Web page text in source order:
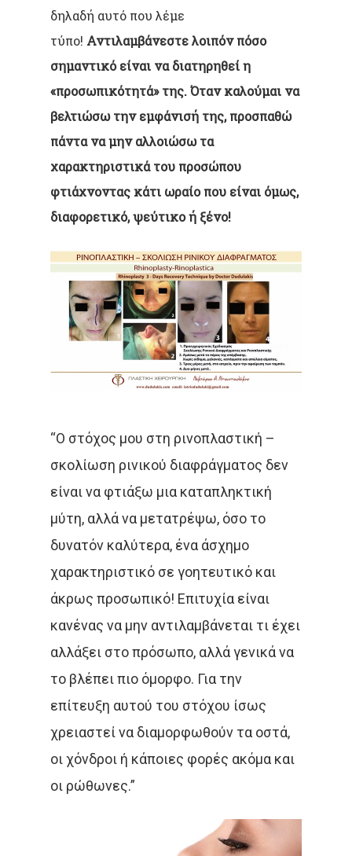
δηλαδή αυτό που λέμε
τύπο! Αντιλαμβάνεστε λοιπόν πόσο
σημαντικό είναι να διατηρηθεί η
«προσωπικότητά» της. Όταν καλούμαι να
βελτιώσω την εμφάνισή της, προσπαθώ
πάντα να μην αλλοιώσω τα
χαρακτηριστικά του προσώπου
φτιάχνοντας κάτι ωραίο που είναι όμως,
διαφορετικό, ψεύτικο ή ξένο!
“Ο στόχος μου στη ρινοπλαστική –
σκολίωση ρινικού διαφράγματος δεν
είναι να φτιάξω μια καταπληκτική
μύτη, αλλά να μετατρέψω, όσο το
δυνατόν καλύτερα, ένα άσχημο
χαρακτηριστικό σε γοητευτικό και
άκρως προσωπικό! Επιτυχία είναι
κανένας να μην αντιλαμβάνεται τι έχει
αλλάξει στο πρόσωπο, αλλά γενικά να
το βλέπει πιο όμορφο. Για την
επίτευξη αυτού του στόχου ίσως
χρειαστεί να διαμορφωθούν τα οστά,
οι χόνδροι ή κάποιες φορές ακόμα και
οι ρώθωνες.”